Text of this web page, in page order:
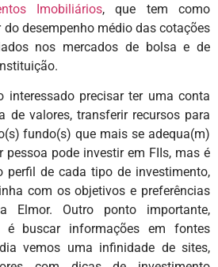
Imobiliários, que tem como
desempenho médio das cotações
nos mercados de bolsa e de
interessado precisar ter uma conta
de valores, transferir recursos para
fundo(s) que mais se adequa(m)
pessoa pode investir em FIIs, mas é
perfil de cada tipo de investimento,
com os objetivos e preferências
Elmor. Outro ponto importante,
é buscar informações em fontes
vemos uma infinidade de sites,